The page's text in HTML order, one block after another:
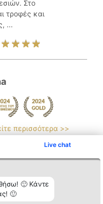
Live chat
🙂 Κάντε
🙂
Στο
τροφές και
...
περισσότερα >>
Επικοινωνία